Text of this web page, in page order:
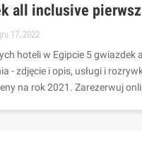
all inclusive
17, 2022
hoteli w Egipcie 5 gwiazdek
- zdjęcie i opis, usługi i
na rok 2021. Zarezerwuj